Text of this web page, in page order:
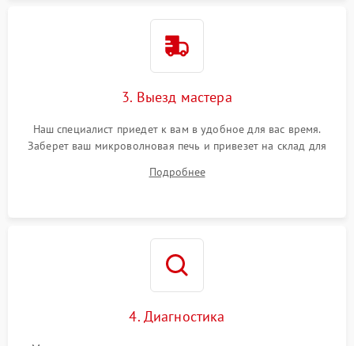
3. Выезд мастера
Наш специалист приедет к вам в удобное для вас время.
Заберет ваш микроволновая печь и привезет на склад для
Подробнее
4. Диагностика